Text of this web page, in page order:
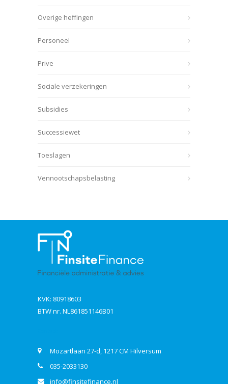
Overige heffingen
Personeel
Prive
Sociale verzekeringen
Subsidies
Successiewet
Toeslagen
Vennootschapsbelasting
KVK: 80918603
BTW nr. NL861851146B01
Mozartlaan 27-d, 1217 CM Hilversum
035-2033130
info@finsitefinance.nl